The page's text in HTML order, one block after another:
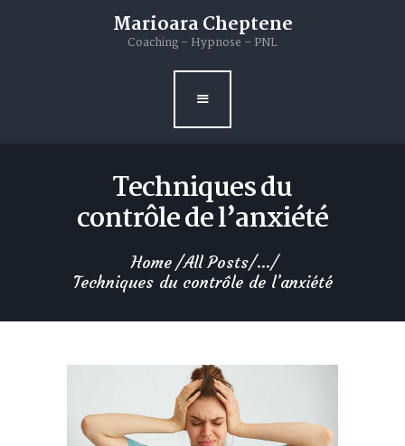
Marioara Cheptene
Coaching – Hypnose – PNL
Techniques du
contrôle de l’anxiété
Home All Posts ...
Techniques du contrôle de l’anxiété
Livres